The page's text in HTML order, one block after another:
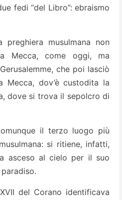
fedi “del Libro”: ebraismo
musulmana non
Mecca, come oggi, ma
che poi lasciò
dov’è custodita la
dove si trova il sepolcro di
il terzo luogo più
si ritiene, infatti,
asceso al cielo per il suo
del Corano identificava